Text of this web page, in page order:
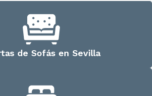
de Sofás en Sevilla